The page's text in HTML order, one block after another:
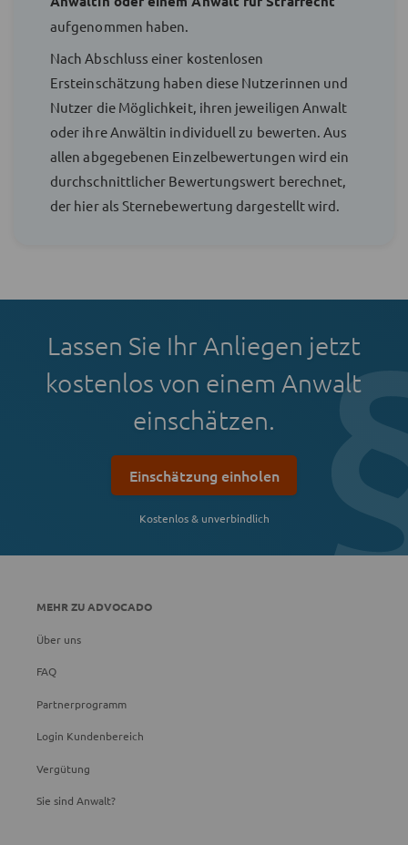
aufgenommen haben.
Nach Abschluss einer kostenlosen
Ersteinschätzung haben diese Nutzerinnen und
Nutzer die Möglichkeit, ihren jeweiligen Anwalt
oder ihre Anwältin individuell zu bewerten. Aus
allen abgegebenen Einzelbewertungen wird ein
durchschnittlicher Bewertungswert berechnet,
der hier als Sternebewertung dargestellt wird.
Lassen Sie Ihr Anliegen jetzt
kostenlos von einem Anwalt
einschätzen.
Einschätzung einholen
Kostenlos & unverbindlich
MEHR ZU ADVOCADO
Über uns
FAQ
Partnerprogramm
Login Kundenbereich
Vergütung
Sie sind Anwalt?